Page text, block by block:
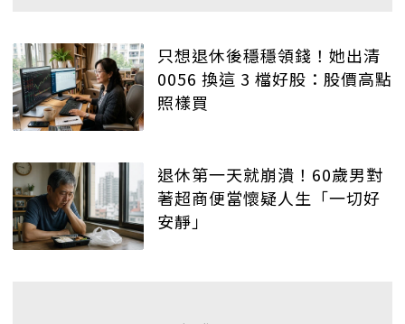
只想退休後穩穩領錢！她出清
0056 換這 3 檔好股：股價高點
照樣買
退休第一天就崩潰！60歲男對
著超商便當懷疑人生「一切好
安靜」